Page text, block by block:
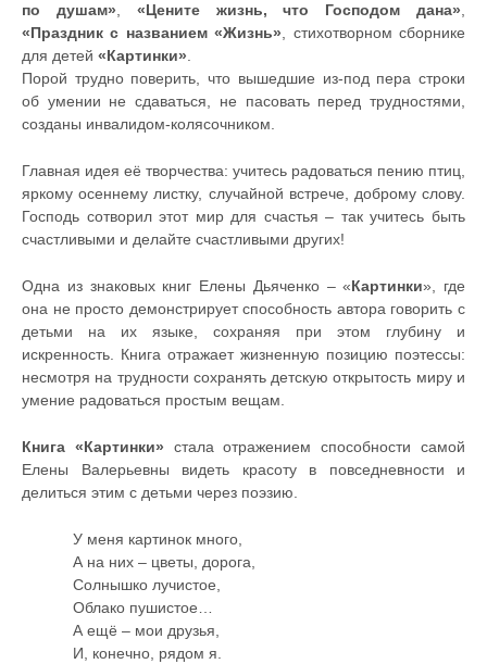
по душам», «Цените жизнь, что Господом дана»,
«Праздник с названием «Жизнь», стихотворном сборнике
для детей «Картинки».
Порой трудно поверить, что вышедшие из-под пера строки
об умении не сдаваться, не пасовать перед трудностями,
созданы инвалидом-колясочником.
Главная идея её творчества: учитесь радоваться пению птиц,
яркому осеннему листку, случайной встрече, доброму слову.
Господь сотворил этот мир для счастья – так учитесь быть
счастливыми и делайте счастливыми других!
Одна из знаковых книг Елены Дьяченко – «Картинки», где
она не просто демонстрирует способность автора говорить с
детьми на их языке, сохраняя при этом глубину и
искренность. Книга отражает жизненную позицию поэтессы:
несмотря на трудности сохранять детскую открытость миру и
умение радоваться простым вещам.
Книга «Картинки» стала отражением способности самой
Елены Валерьевны видеть красоту в повседневности и
делиться этим с детьми через поэзию.
У меня картинок много,
А на них – цветы, дорога,
Солнышко лучистое,
Облако пушистое…
А ещё – мои друзья,
И, конечно, рядом я.